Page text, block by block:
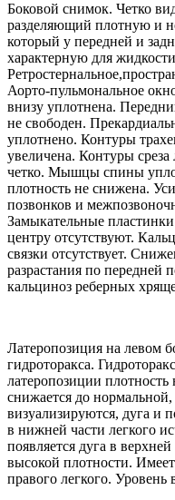
Боковой снимок. Четко
разделяющий плотную и
который у передней и
характерную для
Аорто-пульмональное
внизу уплотнена.
не свободен.
уплотнено. Контуры
увеличена. Контуры среза
четко. Мышцы спины
плотность не снижена.
позвонков и
Замыкательные
центру отсутствуют.
связки отсутствует.
разрастания по передней
кальциноз реберных
Латеропозиция на левом
гидроторакса.
латеропозиции
снижается до
визуализируются, дуга и
в нижней части легкого
появляется дуга в
высокой плотности.
правого легкого.